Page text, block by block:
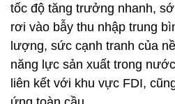
tốc độ tăng trưởng nhanh,
rơi vào bẫy thu nhập trung
lượng, sức cạnh tranh của
năng lực sản xuất trong
liên kết với khu vực FDI,